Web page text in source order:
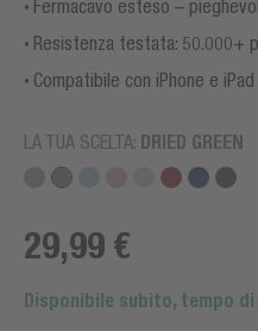
Fermacavo esteso –
Resistenza testata: 50.000+
Compatibile con iPhone e iPad
LA TUA SCELTA: DRIED GREEN
29,99 €
Disponibile subito, tempo